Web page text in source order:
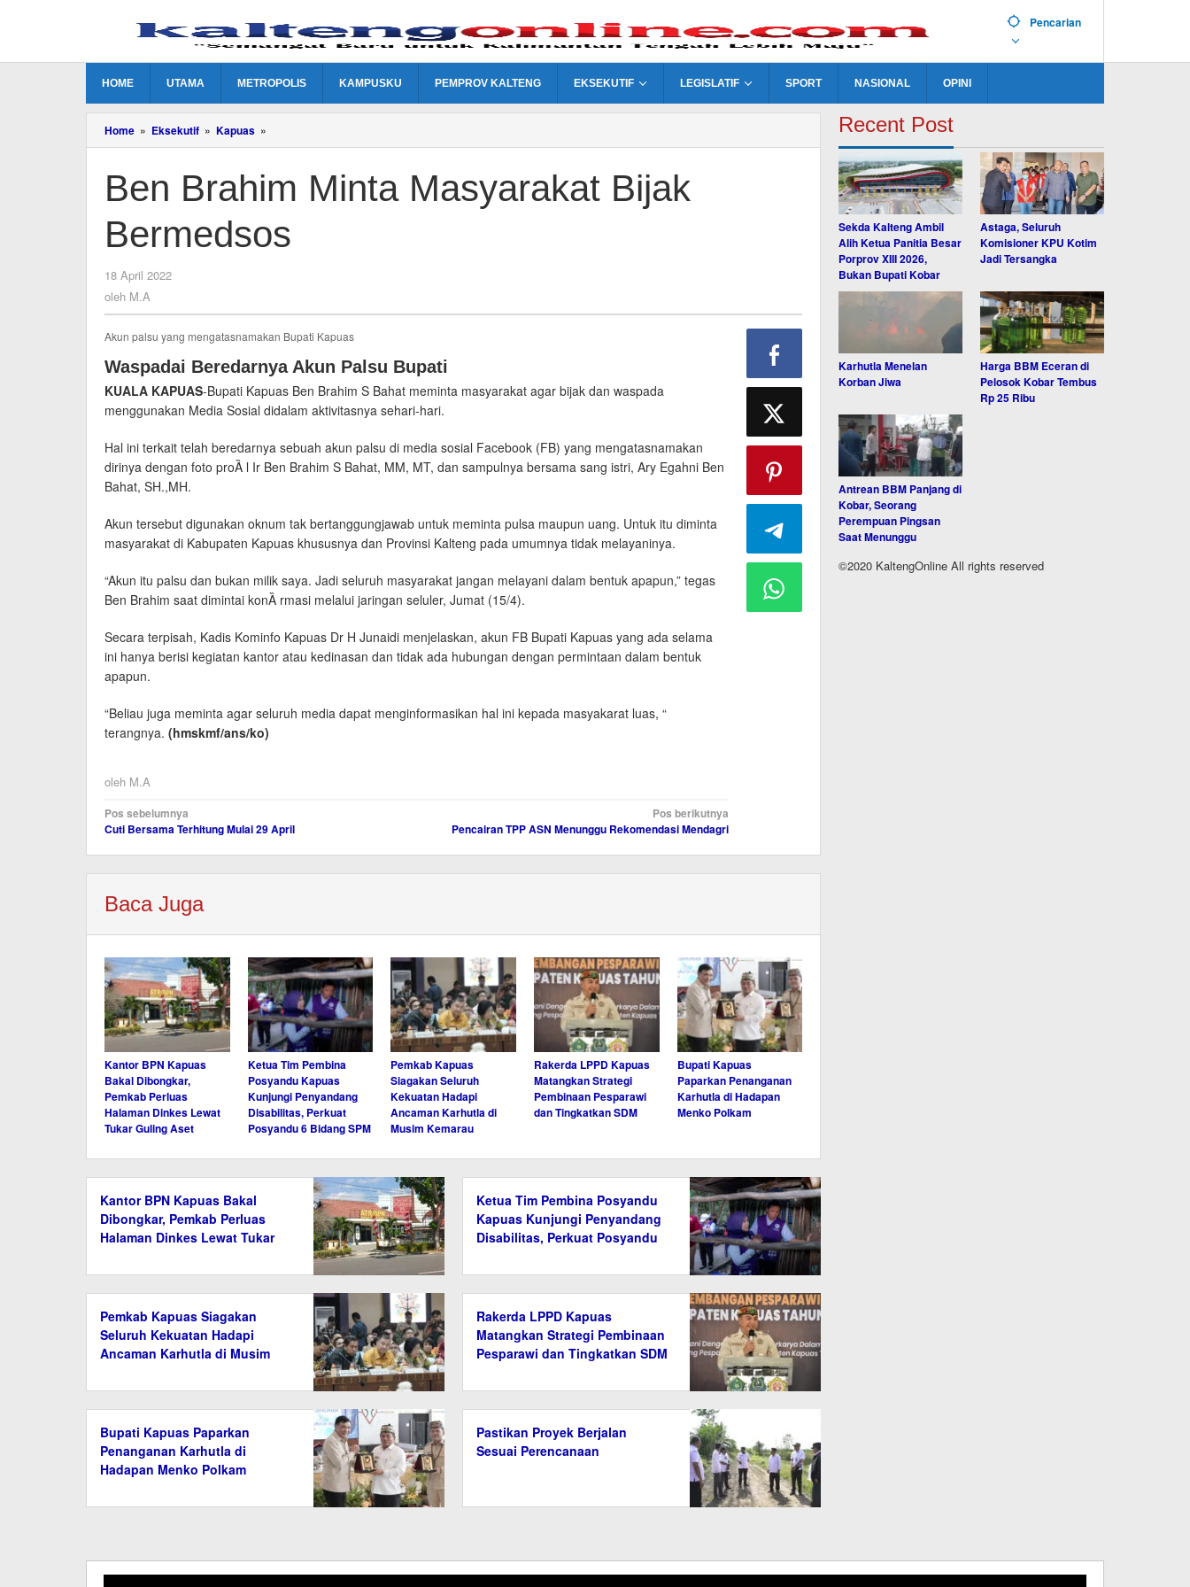
Pencarian
HOME UTAMA METROPOLIS KAMPUSKU PEMPROV KALTENG EKSEKUTIF LEGISLATIF SPORT NASIONAL OPINI
Home » Eksekutif » Kapuas »
Brahim
Masyarakat
Bijak
Ben Brahim Minta Masyarakat Bijak
Bermedsos
18 April 2022
oleh M.A
Akun palsu yang mengatasnamakan Bupati Kapuas
Waspadai Beredarnya Akun Palsu Bupati
KUALA KAPUAS-Bupati Kapuas Ben Brahim S Bahat meminta masyarakat agar bijak dan waspada
menggunakan Media Sosial didalam aktivitasnya sehari-hari.
Hal ini terkait telah beredarnya sebuah akun palsu di media sosial Facebook (FB) yang mengatasnamakan
dirinya dengan foto proȀ l Ir Ben Brahim S Bahat, MM, MT, dan sampulnya bersama sang istri, Ary Egahni Ben
Bahat, SH.,MH.
Akun tersebut digunakan oknum tak bertanggungjawab untuk meminta pulsa maupun uang. Untuk itu diminta
masyarakat di Kabupaten Kapuas khususnya dan Provinsi Kalteng pada umumnya tidak melayaninya.
“Akun itu palsu dan bukan milik saya. Jadi seluruh masyarakat jangan melayani dalam bentuk apapun,” tegas
Ben Brahim saat dimintai konȀ rmasi melalui jaringan seluler, Jumat (15/4).
Secara terpisah, Kadis Kominfo Kapuas Dr H Junaidi menjelaskan, akun FB Bupati Kapuas yang ada selama
ini hanya berisi kegiatan kantor atau kedinasan dan tidak ada hubungan dengan permintaan dalam bentuk
apapun.
“Beliau juga meminta agar seluruh media dapat menginformasikan hal ini kepada masyakarat luas, “
terangnya. (hmskmf/ans/ko)
oleh M.A
Navigasi
pos
Pos sebelumnya
Cuti Bersama Terhitung Mulai 29 April
Pos berikutnya
Pencairan TPP ASN Menunggu Rekomendasi Mendagri
Baca Juga
Kantor BPN Kapuas
Bakal Dibongkar,
Pemkab Perluas
Halaman Dinkes Lewat
Tukar Guling Aset
Ketua Tim Pembina
Posyandu Kapuas
Kunjungi Penyandang
Disabilitas, Perkuat
Posyandu 6 Bidang SPM
Pemkab Kapuas
Siagakan Seluruh
Kekuatan Hadapi
Ancaman Karhutla di
Musim Kemarau
Rakerda LPPD Kapuas
Matangkan Strategi
Pembinaan Pesparawi
dan Tingkatkan SDM
Bupati Kapuas
Paparkan Penanganan
Karhutla di Hadapan
Menko Polkam
Kantor BPN Kapuas Bakal
Dibongkar, Pemkab Perluas
Halaman Dinkes Lewat Tukar
Ketua Tim Pembina Posyandu
Kapuas Kunjungi Penyandang
Disabilitas, Perkuat Posyandu
Pemkab Kapuas Siagakan
Seluruh Kekuatan Hadapi
Ancaman Karhutla di Musim
Rakerda LPPD Kapuas
Matangkan Strategi Pembinaan
Pesparawi dan Tingkatkan SDM
Bupati Kapuas Paparkan
Penanganan Karhutla di
Hadapan Menko Polkam
Pastikan Proyek Berjalan
Sesuai Perencanaan
Recent Post
Sekda Kalteng Ambil
Alih Ketua Panitia Besar
Porprov XIII 2026,
Bukan Bupati Kobar
Astaga, Seluruh
Komisioner KPU Kotim
Jadi Tersangka
Karhutla Menelan
Korban Jiwa
Harga BBM Eceran di
Pelosok Kobar Tembus
Rp 25 Ribu
Antrean BBM Panjang di
Kobar, Seorang
Perempuan Pingsan
Saat Menunggu
©2020 KaltengOnline All rights reserved